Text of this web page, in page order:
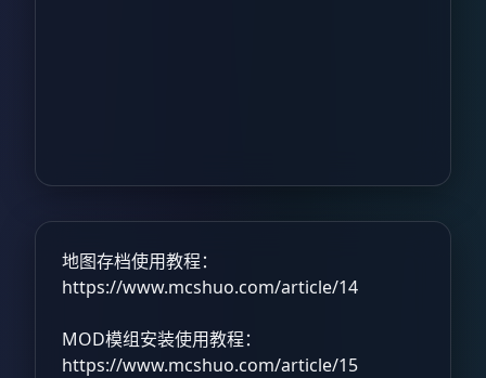
地图存档使用教程：
https://www.mcshuo.com/article/14
MOD模组安装使用教程：
https://www.mcshuo.com/article/15